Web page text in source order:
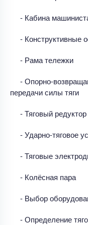
- Кабина
- Конструктивные
- Рама тележки
- Опорно-
передачи силы тяги
- Тяговый редуктор
- Ударно-тяговое
- Тяговые
- Колёсная пара
- Выбор
- Определение